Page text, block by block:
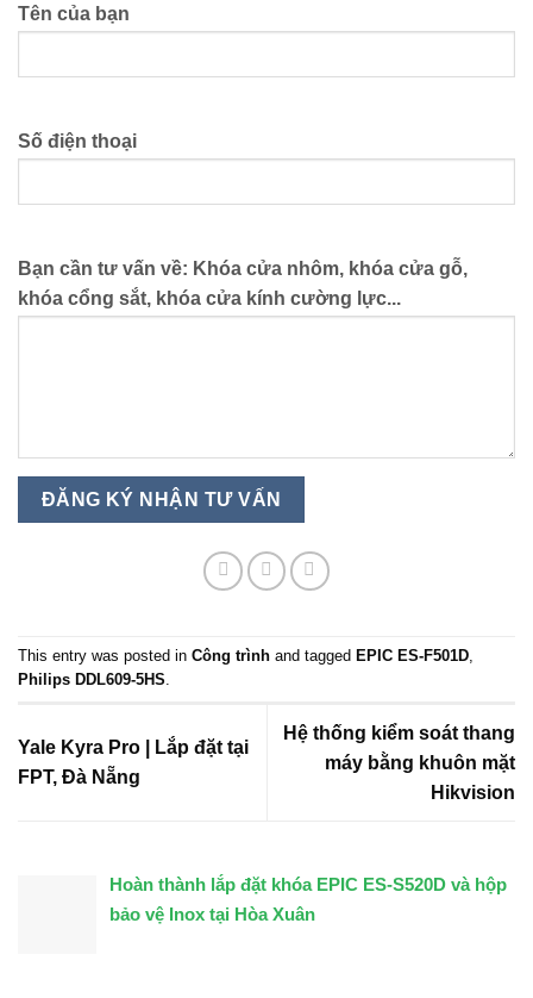
Hoàn thành lắp đặt khóa EPIC ES-S520D và hộp
bảo vệ Inox tại Hòa Xuân
Tên của bạn
Số điện thoại
Bạn cần tư vấn về: Khóa cửa nhôm, khóa cửa gỗ,
khóa cổng sắt, khóa cửa kính cường lực...
This entry was posted in Công trình and tagged EPIC ES-F501D
Philips DDL609-5HS
Yale Kyra Pro | Lắp đặt tại
FPT, Đà Nẵng
Hệ thống kiểm soát thang
máy bằng khuôn mặt
Hikvision